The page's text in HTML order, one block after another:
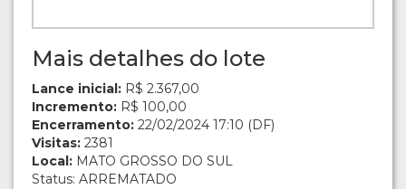
Mais detalhes do lote
Lance inicial: R$ 2.367,00
Incremento: R$ 100,00
Encerramento: 22/02/2024 17:10 (DF)
Visitas: 2381
Local: MATO GROSSO DO SUL
Status: ARREMATADO